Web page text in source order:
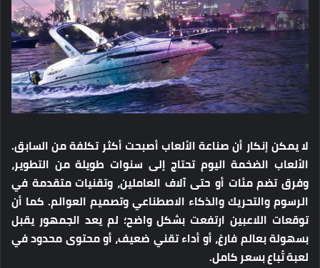
لا يمكن إنكار أن صناعة الألعاب أصبحت أكثر تكلفة من السابق.
الألعاب الضخمة اليوم تحتاج إلى سنوات طويلة من التطوير،
وفرق تضم مئات أو حتى آلاف العاملين، وتقنيات متقدمة في
الرسوم والتحريك والذكاء الاصطناعي وتصميم العوالم. كما أن
توقعات اللاعبين ارتفعت بشكل واضح؛ لم يعد الجمهور يقبل
بسهولة بعالم فارغ، أو أداء تقني ضعيف، أو محتوى محدود في
لعبة تُباع بسعر كامل.